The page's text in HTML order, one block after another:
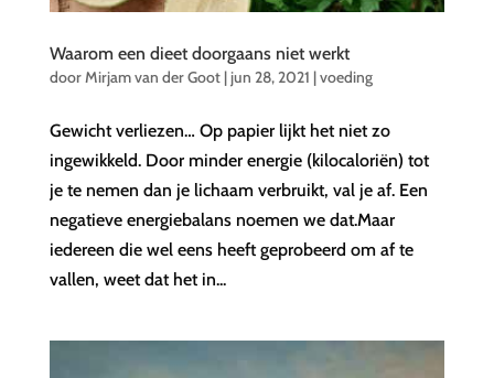
Waarom een dieet doorgaans niet werkt
doorMirjam van der Goot|jun 28, 2021 |voeding
Gewicht verliezen… Op papier lijkt het niet zo
ingewikkeld. Door minder energie (kilocaloriën) tot
je te nemen dan je lichaam verbruikt, val je af. Een
negatieve energiebalans noemen we dat.Maar
iedereen die wel eens heeft geprobeerd om af te
vallen, weet dat het in...